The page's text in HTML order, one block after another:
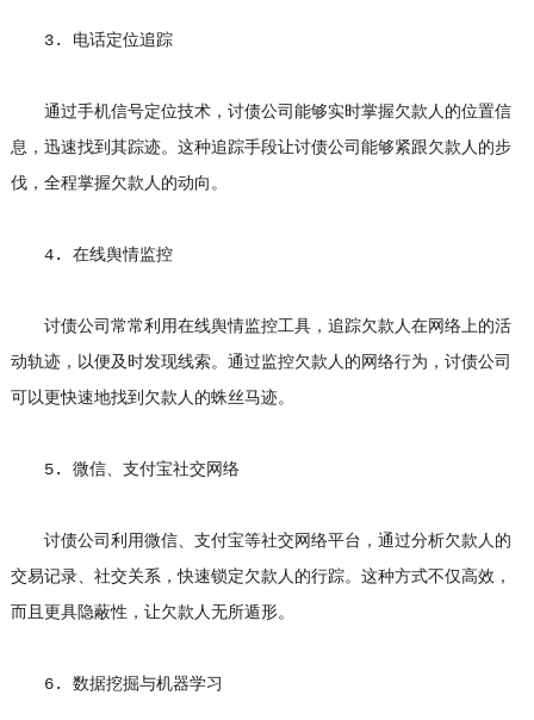
3. 电话定位追踪
通过手机信号定位技术，讨债公司能够实时掌握欠款人的位置信
息，迅速找到其踪迹。这种追踪手段让讨债公司能够紧跟欠款人的步
伐，全程掌握欠款人的动向。
4. 在线舆情监控
讨债公司常常利用在线舆情监控工具，追踪欠款人在网络上的活
动轨迹，以便及时发现线索。通过监控欠款人的网络行为，讨债公司
可以更快速地找到欠款人的蛛丝马迹。
5. 微信、支付宝社交网络
讨债公司利用微信、支付宝等社交网络平台，通过分析欠款人的
交易记录、社交关系，快速锁定欠款人的行踪。这种方式不仅高效，
而且更具隐蔽性，让欠款人无所遁形。
6. 数据挖掘与机器学习